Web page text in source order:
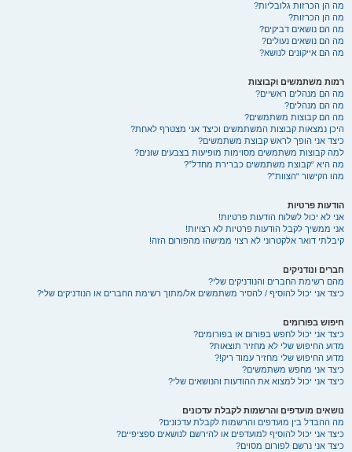
מה הן הכרזות גלובליות?
מה הן הכרזות?
מה הם נושאים דביקים?
מה הם נושאים נעולים?
מה הם אייקונים לנושא?
רמות משתמשים וקבוצות
מה הם מנהלים ראשיים?
מה הם מנהלים?
מה הם קבוצות משתמשים?
היכן נמצאות קבוצות המשתמשים וכיצד אני מצטרף לאחת?
כיצד אני הופך לראש קבוצת משתמשים?
למה קבוצות משתמשים מסוימות מופיעות בצבעים שונים?
מה היא “קבוצת משתמשים כברירת מחדל”?
מהו הקישור “הצוות”?
הודעות פרטיות
אני לא יכול לשלוח הודעות פרטיות!
אני ממשיך לקבל הודעות פרטיות לא רצויות!
קיבלתי דואר אלקטרוני לא רצוי ממישהו מהפורום הזה!
חברים ונודניקים
מהם רשימת החברים והנודניקים שלי?
כיצד אני יכול להוסיף / להסיר משתמשים אל/מתוך רשימת החברים או הנודניקים שלי?
חיפוש בפורומים
כיצד אני יכול לחפש בפורום או בפורומים?
מדוע החיפוש שלי לא מחזיר תוצאות?
מדוע החיפוש שלי מחזיר עמוד ריק!?
כיצד אני מחפש משתמשים?
כיצד אני יכול למצוא את ההודעות והנושאים שלי?
נושאים מועדפים והרשמות לקבלת עדכונים
מה ההבדל בין מועדפים והרשמות לקבלת עדכונים?
כיצד אני יכול להוסיף למועדפים או להירשם לנושאים ספציפיים?
כיצד אני נרשם לפורום מסוים?